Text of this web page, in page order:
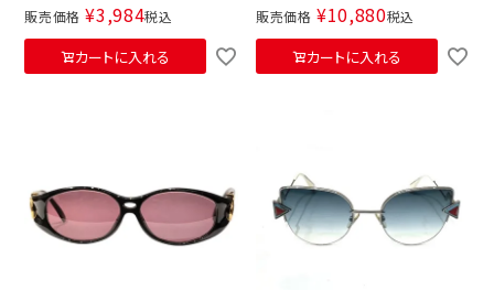
販売価格 ¥3,984税込
カートに入れる
販売価格 ¥10,880税込
カートに入れる